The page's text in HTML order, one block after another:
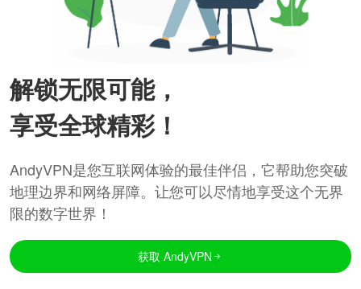
解锁无限可能，
享受全球精彩！
AndyVPN是您互联网体验的最佳伴侣，它帮助您突破
地理边界和网络屏障。让您可以尽情地享受这个无界
限的数字世界！
获取 AndyVPN